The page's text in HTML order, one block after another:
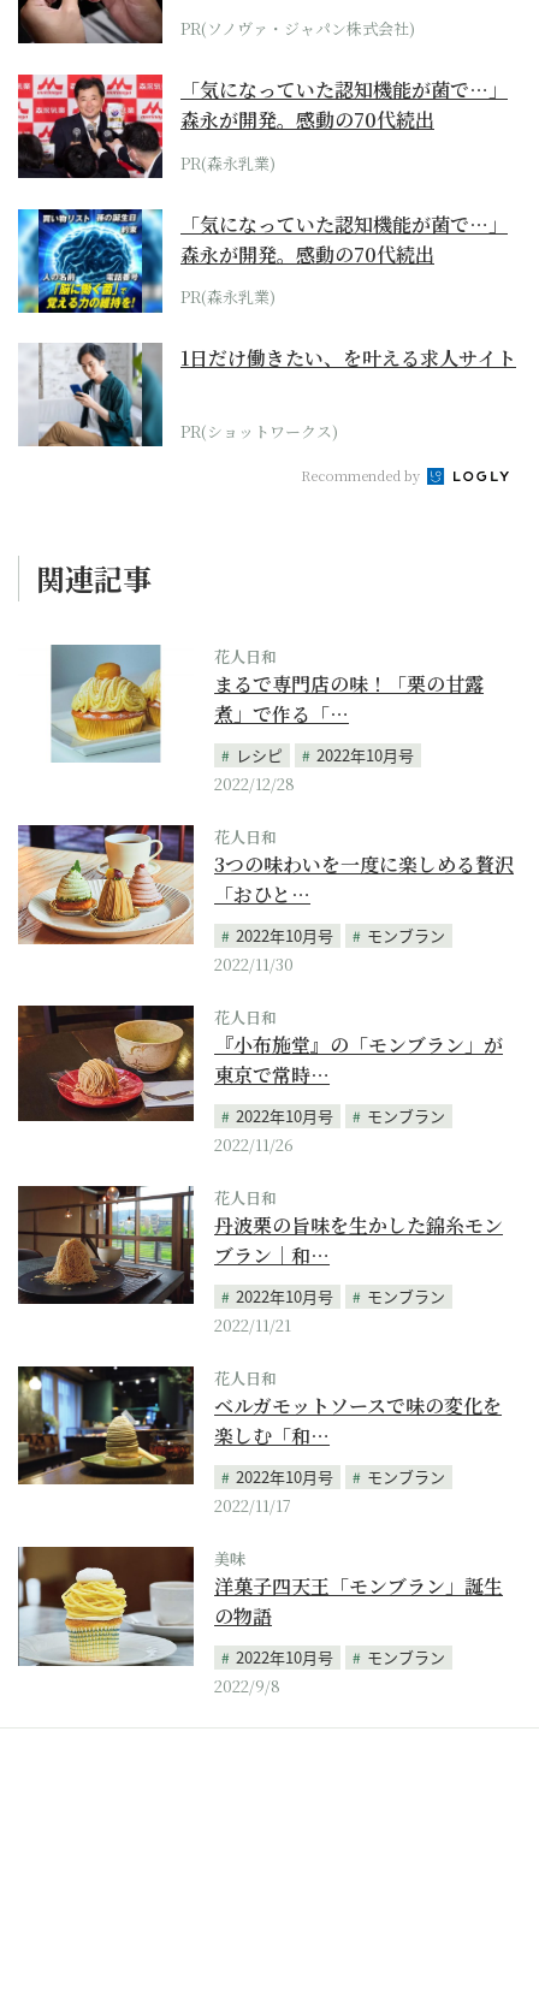
PR(ソノヴァ・ジャパン株式会社)
「気になっていた認知機能が菌で…」
森永が開発。感動の70代続出
PR(森永乳業)
「気になっていた認知機能が菌で…」
森永が開発。感動の70代続出
PR(森永乳業)
1日だけ働きたい、を叶える求人サイト
PR(ショットワークス)
Recommended by
関連記事
花人日和
まるで専門店の味！「栗の甘露
煮」で作る「…
レシピ
2022年10月号
2022/12/28
花人日和
3つの味わいを一度に楽しめる贅沢
「おひと…
2022年10月号
モンブラン
2022/11/30
花人日和
『小布施堂』の「モンブラン」が
東京で常時…
2022年10月号
モンブラン
2022/11/26
花人日和
丹波栗の旨味を生かした錦糸モン
ブラン｜和…
2022年10月号
モンブラン
2022/11/21
花人日和
ベルガモットソースで味の変化を
楽しむ「和…
2022年10月号
モンブラン
2022/11/17
美味
洋菓子四天王「モンブラン」誕生
の物語
2022年10月号
モンブラン
2022/9/8